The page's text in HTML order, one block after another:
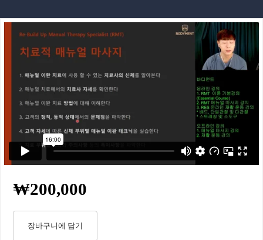
₩200,000
장바구니에 담기